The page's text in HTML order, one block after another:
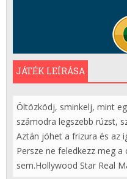
JÁTÉK LEÍRÁSA
Öltözködj, sminkelj, mint
számodra legszebb rúzst,
Aztán jöhet a frizura és az
Persze ne feledkezz meg a
sem.Hollywood Star Real